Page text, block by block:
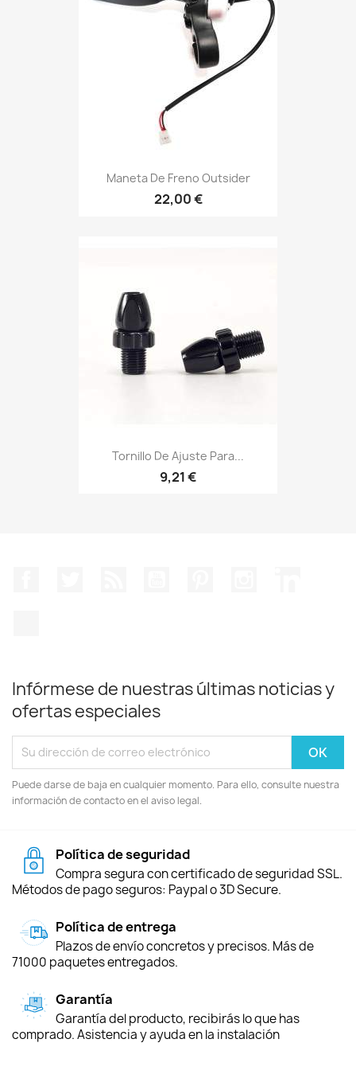
Maneta De Freno Outsider
22,00 €
Tornillo De Ajuste Para...
9,21 €
Infórmese de nuestras últimas noticias y
ofertas especiales
Puede darse de baja en cualquier momento. Para ello, consulte nuestra
información de contacto en el aviso legal.
Política de seguridad
Compra segura con certificado de seguridad SSL.
Métodos de pago seguros: Paypal o 3D Secure.
Política de entrega
Plazos de envío concretos y precisos. Más de
71000 paquetes entregados.
Garantía
Garantía del producto, recibirás lo que has
comprado. Asistencia y ayuda en la instalación